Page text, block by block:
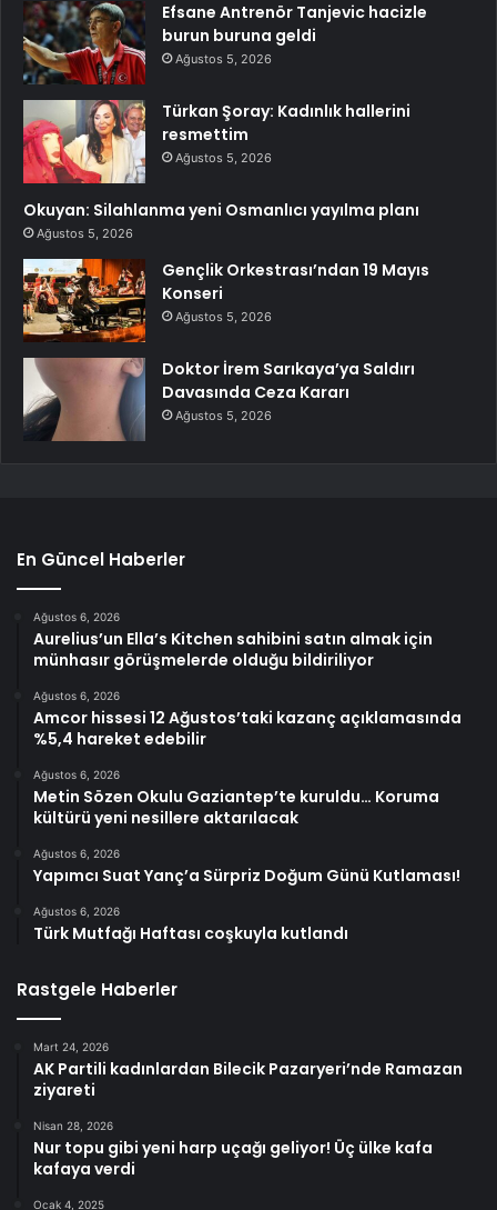
Efsane Antrenör Tanjevic hacizle
burun buruna geldi
Ağustos 5, 2026
Türkan Şoray: Kadınlık hallerini
resmettim
Ağustos 5, 2026
Okuyan: Silahlanma yeni Osmanlıcı yayılma planı
Ağustos 5, 2026
Gençlik Orkestrası’ndan 19 Mayıs
Konseri
Ağustos 5, 2026
Doktor İrem Sarıkaya’ya Saldırı
Davasında Ceza Kararı
Ağustos 5, 2026
En Güncel Haberler
Ağustos 6, 2026
Aurelius’un Ella’s Kitchen sahibini satın almak için
münhasır görüşmelerde olduğu bildiriliyor
Ağustos 6, 2026
Amcor hissesi 12 Ağustos’taki kazanç açıklamasında
%5,4 hareket edebilir
Ağustos 6, 2026
Metin Sözen Okulu Gaziantep’te kuruldu… Koruma
kültürü yeni nesillere aktarılacak
Ağustos 6, 2026
Yapımcı Suat Yanç’a Sürpriz Doğum Günü Kutlaması!
Ağustos 6, 2026
Türk Mutfağı Haftası coşkuyla kutlandı
Rastgele Haberler
Mart 24, 2026
AK Partili kadınlardan Bilecik Pazaryeri’nde Ramazan
ziyareti
Nisan 28, 2026
Nur topu gibi yeni harp uçağı geliyor! Üç ülke kafa
kafaya verdi
Ocak 4, 2025